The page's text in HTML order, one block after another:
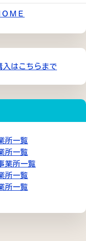
ＭＥ
入はこちらまで
所一覧
所一覧
業所一覧
所一覧
所一覧